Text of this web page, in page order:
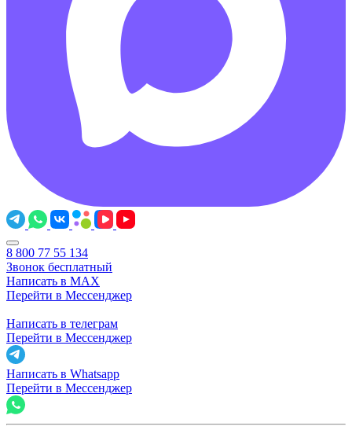
8 800 77 55 134
Звонок бесплатный
Написать в MAX
Перейти в Мессенджер
Написать в телеграм
Перейти в Мессенджер
Написать в Whatsapp
Перейти в Мессенджер